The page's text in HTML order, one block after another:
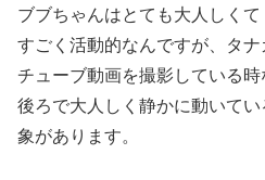
ブブちゃんはとても大人しく
すごく活動的なんですが、タ
チューブ動画を撮影している
後ろで大人しく静かに動いて
象があります。